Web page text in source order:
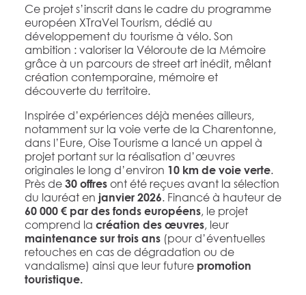
Ce projet s’inscrit dans le cadre du programme
européen XTraVel Tourism, dédié au
développement du tourisme à vélo. Son
ambition : valoriser la Véloroute de la Mémoire
grâce à un parcours de street art inédit, mêlant
création contemporaine, mémoire et
découverte du territoire.
Inspirée d’expériences déjà menées ailleurs,
notamment sur la voie verte de la Charentonne,
dans l’Eure, Oise Tourisme a lancé un appel à
projet portant sur la réalisation d’œuvres
originales le long d’environ 10 km de voie verte.
Près de 30 offresont été reçues avant la sélection
du lauréat en janvier 2026. Financé à hauteur de
60 000 € par des fonds européens, le projet
comprend la création des œuvres, leur
maintenance sur trois ans(pour d’éventuelles
retouches en cas de dégradation ou de
vandalisme) ainsi que leur future promotion
touristique.